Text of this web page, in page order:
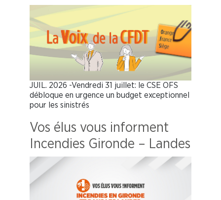
JUIL. 2026 -Vendredi 31 juillet: le CSE OFS
débloque en urgence un budget exceptionnel
pour les sinistrés
Vos élus vous informent
Incendies Gironde – Landes